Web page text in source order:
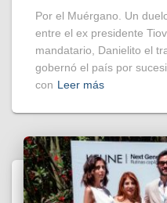
Por el Muérgano. Un
entre el ex presidente
mandatario, Danielito el
gobernó el país por
con Leer más